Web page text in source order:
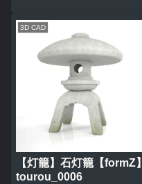
3D CAD
【灯籠】石灯籠【formZ】
tourou_0006